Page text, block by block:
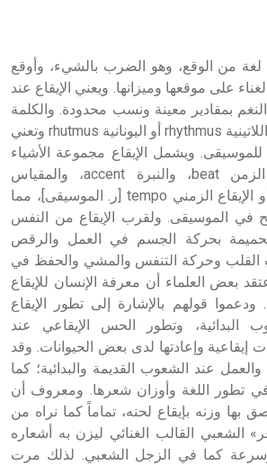
الإيقاع الإيقاع rhythm لغة من الوقع، وهو الضرب بالشيء، وأوقع
على موقعها وميزانها. ويعني الإيقاع عند
النغم بمقادير معينة ونسب محدودة. والكلمة
الإنكليزية rhythm من اللاتينية rhythmus أو اليونانية rhutmus وتعني
ويشمل الإيقاع مجموعة الأشياء
التي تختص بوحدة الزمن beat، والنبرة accent، والمقياس
measure، والسرعة أو الإيقاع الزمني tempo [ر. الموسيقى]، مما
في الموسيقى. ولقرب الإيقاع من النفس
الحميمة بحركة الجسم في العمل والرقص
القلب وحركة التنفس والمشي والحفظ في
بعض العلماء أن معرفة الإنسان للإيقاع
قولهم بالإشارة إلى تطور الإيقاع
البدائية، وتطور الحس الإيقاعي عند
إيقاعية وإعادتها لدى بعض الحيوانات. وقد
والعمل عند الشعوب القديمة والبدائية؛ كما
تطور اللغة وأوزان شعرها. ومعروف أن
بها وزنه بإيقاع لحنه، تماماً كما نراه من
الشعبي القالب الغنائي ليزن به أشعاره
وسرعة كما في الزجل الشعبي. لذلك مرت